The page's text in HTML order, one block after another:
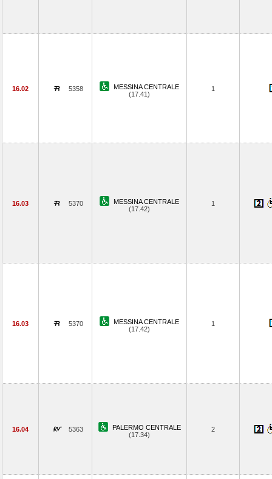
16.02 5358
MESSINA CENTRALE
(17.41)
1
16.03 5370
MESSINA CENTRALE
(17.42)
1
16.03 5370
MESSINA CENTRALE
(17.42)
1
16.04 5363
PALERMO CENTRALE
(17.34)
2